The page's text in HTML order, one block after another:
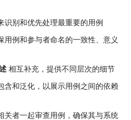
识别和优先处理最重要的用例
用例和参与者命名的一致性、意义
相互补充，提供不同层次的细节
含和泛化，以展示用例之间的依赖
关者一起审查用例，确保其与系统